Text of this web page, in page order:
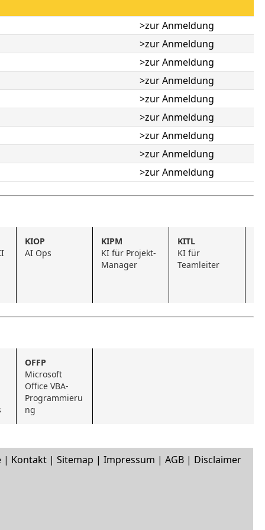
>zur Anmeldung
>zur Anmeldung
>zur Anmeldung
>zur Anmeldung
>zur Anmeldung
>zur Anmeldung
>zur Anmeldung
>zur Anmeldung
>zur Anmeldung
KIOP
AI Ops
KIPM
KI für Projekt-
Manager
KITL
KI für
Teamleiter
OFFP
Microsoft
Office VBA-
Programmieru
ng
| Kontakt | Sitemap | Impressum | AGB | Disclaimer